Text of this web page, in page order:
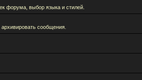
форума, выбор языка и стилей.
сообщения.